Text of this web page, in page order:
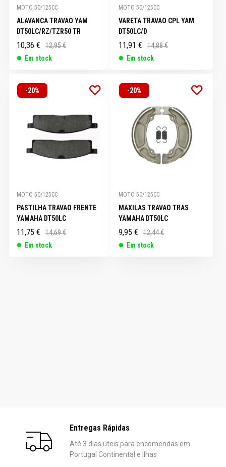
MOTO 50/125CC
ALAVANCA TRAVAO YAM
DT50LC/RZ/TZR50 TR
10,36 €
12,95 €
Em stock
MOTO 50/125CC
VARETA TRAVAO CPL YAM
DT50LC/D
11,91 €
14,88 €
Em stock
-20%
MOTO 50/125CC
PASTILHA TRAVAO FRENTE
YAMAHA DT50LC
11,75 €
14,69 €
Em stock
-20%
MOTO 50/125CC
MAXILAS TRAVAO TRAS
YAMAHA DT50LC
9,95 €
12,44 €
Em stock
Entregas Rápidas
Até 3 dias úteis para encomendas em
Portugal Continental e Ilhas